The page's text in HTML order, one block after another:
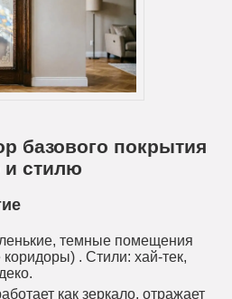
базового покрытия
и стилю
темные помещения
коридоры) . Стили: хай-тек,
как зеркало, отражает